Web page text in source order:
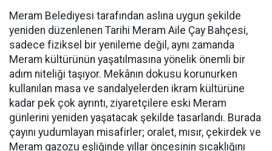
Meram Belediyesi tarafından aslına uygun şekilde
yeniden düzenlenen Tarihi Meram Aile Çay Bahçesi,
sadece fiziksel bir yenileme değil, aynı zamanda
Meram kültürünün yaşatılmasına yönelik önemli bir
adım niteliği taşıyor. Mekânın dokusu korunurken
kullanılan masa ve sandalyelerden ikram kültürüne
kadar pek çok ayrıntı, ziyaretçilere eski Meram
günlerini yeniden yaşatacak şekilde tasarlandı. Burada
çayını yudumlayan misafirler; oralet, mısır, çekirdek ve
Meram gazozu eşliğinde yıllar öncesinin sıcaklığını